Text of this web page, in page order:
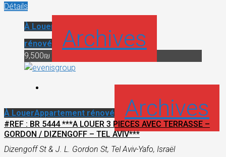
Détails
À Louer
rénové
Archives
9,500₪
À LouerAppartement rénové Archives
#REF : BR 5444 ***A LOUER 3 PIECES AVEC TERRASSE –
GORDON / DIZENGOFF – TEL AVIV***
Dizengoff St & J. L. Gordon St, Tel Aviv-Yafo, Israël